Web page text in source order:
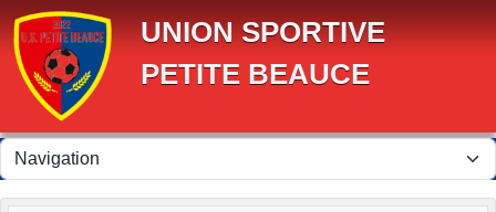
UNION SPORTIVE
PETITE BEAUCE
Panneau de gestion des cookies